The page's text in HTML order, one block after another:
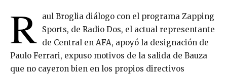
R aul Broglia diálogo con el programa Zapping
Sports, de Radio Dos, el actual representante
de Central en AFA, apoyó la designación de
Paulo Ferrari, expuso motivos de la salida de Bauza
que no cayeron bien en los propios directivos